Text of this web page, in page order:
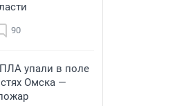
90
упали в поле
Омска —